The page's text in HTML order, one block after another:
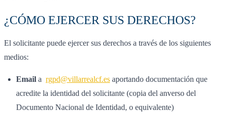
¿CÓMO EJERCER SUS DERECHOS?
El solicitante puede ejercer sus derechos a través de los siguientes
medios:
Email a rgpd@villarrealcf.es aportando documentación que
acredite la identidad del solicitante (copia del anverso del
Documento Nacional de Identidad, o equivalente)